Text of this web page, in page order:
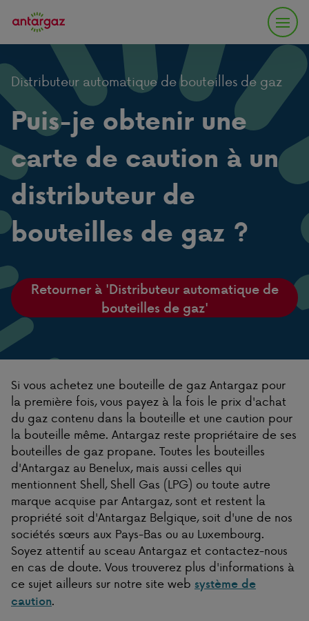
Distributeur automatique de bouteilles de gaz
Puis-je obtenir une
carte de caution à un
distributeur de
bouteilles de gaz ?
Retourner à 'Distributeur automatique de
bouteilles de gaz'
Si vous achetez une bouteille de gaz Antargaz pour
la première fois, vous payez à la fois le prix d'achat
du gaz contenu dans la bouteille et une caution pour
la bouteille même. Antargaz reste propriétaire de ses
bouteilles de gaz propane. Toutes les bouteilles
d'Antargaz au Benelux, mais aussi celles qui
mentionnent Shell, Shell Gas (LPG) ou toute autre
marque acquise par Antargaz, sont et restent la
propriété soit d'Antargaz Belgique, soit d'une de nos
sociétés sœurs aux Pays-Bas ou au Luxembourg.
Soyez attentif au sceau Antargaz et contactez-nous
en cas de doute. Vous trouverez plus d'informations à
ce sujet ailleurs sur notre site web système de
caution.